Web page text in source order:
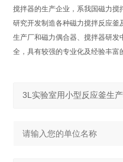
搅拌器的生产企业，系我国磁力
研究开发制造各种磁力搅拌反应
生产厂和磁力偶合器、搅拌器研
全，具有较强的专业化及经验丰富